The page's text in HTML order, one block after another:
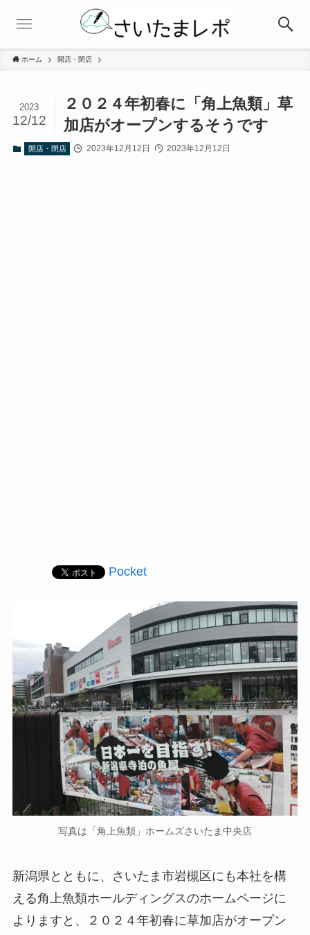
ホーム 開店・閉店
２０２４年初春に「角上魚類」草
加店がオープンするそうです
2023
12/12
開店・閉店 2023年12月12日 2023年12月12日
Pocket
写真は「角上魚類」ホームズさいたま中央店
新潟県とともに、さいたま市岩槻区にも本社を構
える角上魚類ホールディングスのホームページに
よりますと、２０２４年初春に草加店がオープン